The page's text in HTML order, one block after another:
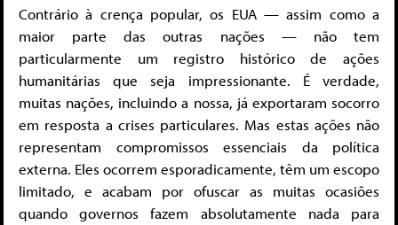
Contrário à crença popular, os EUA — assim como a
maior parte das outras nações — não tem
particularmente um registro histórico de ações
humanitárias que seja impressionante. É verdade,
muitas nações, incluindo a nossa, já exportaram socorro
em resposta a crises particulares. Mas estas ações não
representam compromissos essenciais da política
externa. Eles ocorrem esporadicamente, têm um escopo
limitado, e acabam por ofuscar as muitas ocasiões
quando governos fazem absolutamente nada para